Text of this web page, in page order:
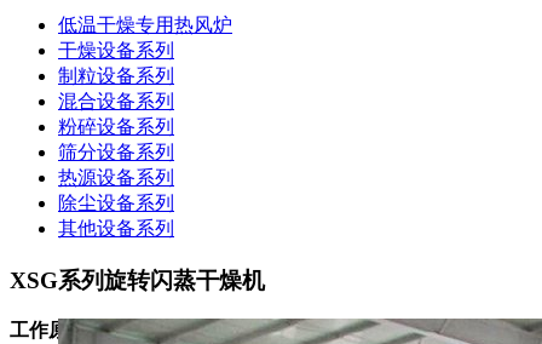
低温干燥专用热风炉
干燥设备系列
制粒设备系列
混合设备系列
粉碎设备系列
筛分设备系列
热源设备系列
除尘设备系列
其他设备系列
XSG系列旋转闪蒸干燥机
工作原理